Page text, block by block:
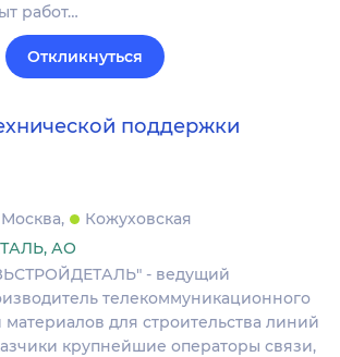
работ…
Откликнуться
поддержки
Москва
Кожуховская
АО
- ведущий
телекоммуникационного
для строительства линий
крупнейшие операторы связи,